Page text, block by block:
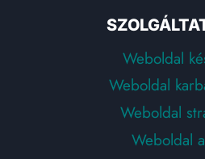
Weboldal
Weboldal
Weboldal
Weboldal